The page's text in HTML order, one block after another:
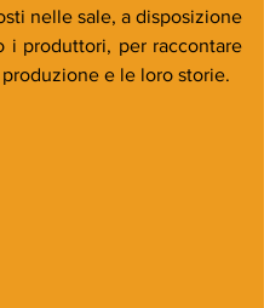
nelle sale, a disposizione
i produttori, per raccontare
e le loro storie.